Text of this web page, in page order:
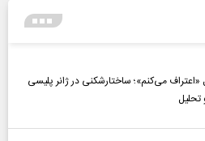
می‌کنم»؛ ساختارشکنی در ژانر پلیسی
تحلیل